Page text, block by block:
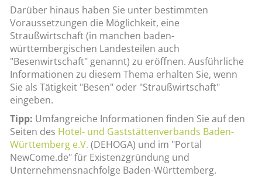
Darüber hinaus haben Sie unter bestimmten
Voraussetzungen die Möglichkeit, eine
Straußwirtschaft (in manchen baden-
württembergischen Landesteilen auch
"Besenwirtschaft" genannt) zu eröffnen. Ausführliche
Informationen zu diesem Thema erhalten Sie, wenn
Sie als Tätigkeit "Besen" oder "Straußwirtschaft"
eingeben.
Tipp: Umfangreiche Informationen finden Sie auf den
Seiten des Hotel- und Gaststättenverbands Baden-
Württemberg e.V. (DEHOGA) und im "Portal
NewCome.de" für Existenzgründung und
Unternehmensnachfolge Baden-Württemberg.